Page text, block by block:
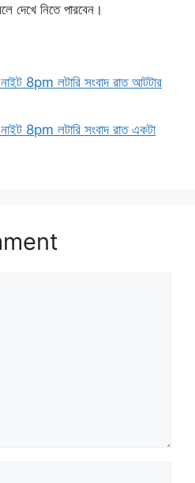
দেখে নিতে পারবেন।
8pm লটারি সংবাদ রাত আটটার
8pm লটারি সংবাদ রাত একটা